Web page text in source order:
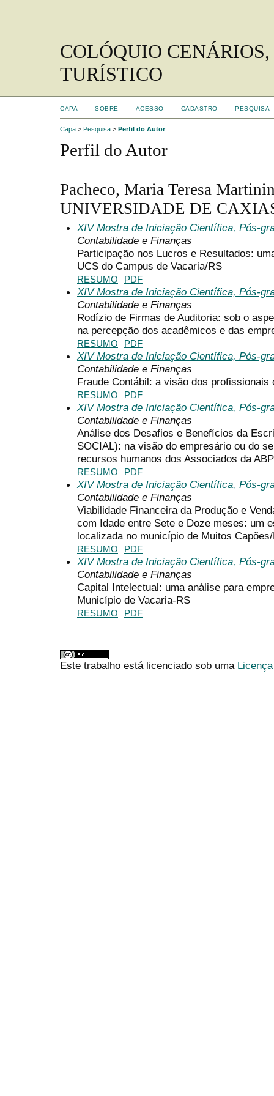
COLÓQUIO
TURÍSTICO
CAPA SOBRE ACESSO CADASTRO PESQUISA
Capa > Pesquisa > Perfil do Autor
Perfil do Autor
Pacheco, Maria Teresa
UNIVERSIDADE DE
XIV Mostra de Iniciação Científica, Pós-
Contabilidade e Finanças
Participação nos Lucros e Resultados:
UCS do Campus de Vacaria/RS
RESUMO PDF
XIV Mostra de Iniciação Científica, Pós-
Contabilidade e Finanças
Rodízio de Firmas de Auditoria: sob o
na percepção dos acadêmicos e das
RESUMO PDF
XIV Mostra de Iniciação Científica, Pós-
Contabilidade e Finanças
Fraude Contábil: a visão dos profissionais
RESUMO PDF
XIV Mostra de Iniciação Científica, Pós-
Contabilidade e Finanças
Análise dos Desafios e Benefícios da
SOCIAL): na visão do empresário ou do
recursos humanos dos Associados da
RESUMO PDF
XIV Mostra de Iniciação Científica, Pós-
Contabilidade e Finanças
Viabilidade Financeira da Produção e
com Idade entre Sete e Doze meses: um
localizada no município de Muitos
RESUMO PDF
XIV Mostra de Iniciação Científica, Pós-
Contabilidade e Finanças
Capital Intelectual: uma análise para
Município de Vacaria-RS
RESUMO PDF
Este trabalho está licenciado sob uma